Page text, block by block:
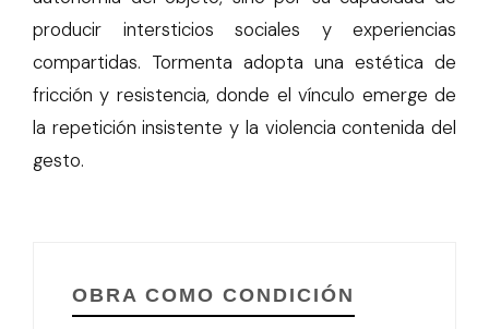
producir intersticios sociales y experiencias
compartidas. Tormenta adopta una estética de
fricción y resistencia, donde el vínculo emerge de
la repetición insistente y la violencia contenida del
gesto.
OBRA COMO CONDICIÓN